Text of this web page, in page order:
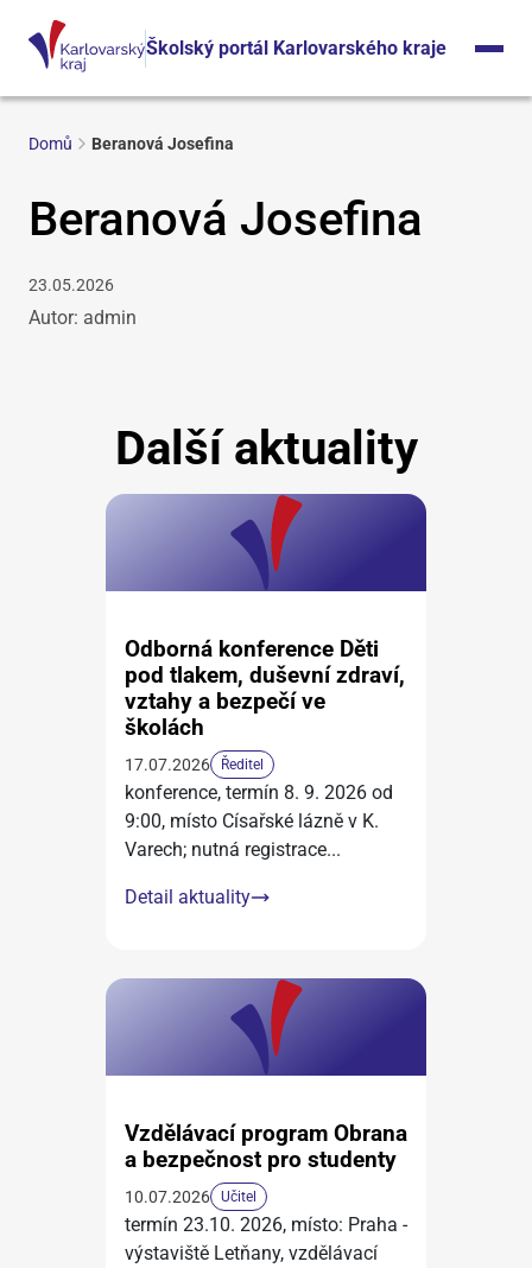
Školský portál Karlovarského kraje
Domů Beranová Josefina
Beranová Josefina
23.05.2026
Autor: admin
Další aktuality
Odborná konference Děti
pod tlakem, duševní zdraví,
vztahy a bezpečí ve
školách
17.07.2026 Ředitel
konference, termín 8. 9. 2026 od
9:00, místo Císařské lázně v K.
Varech; nutná registrace...
Detail aktuality
Vzdělávací program Obrana
a bezpečnost pro studenty
10.07.2026 Učitel
termín 23.10. 2026, místo: Praha -
výstaviště Letňany, vzdělávací